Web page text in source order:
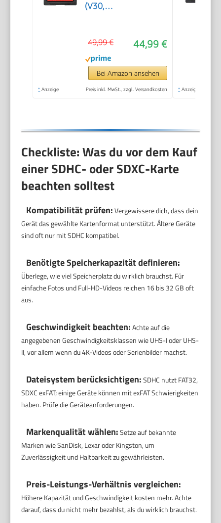
(V30,
UHD Videos, SanDisk
QuickFlow-
Technologie,
temperaturbeständig)
44,99 €
49,99 €
Bei Amazon ansehen
* Anzeige Preis inkl. MwSt., zzgl. Versandkosten * Anzeige
Checkliste: Was du vor dem Kauf
einer SDHC- oder SDXC-Karte
beachten solltest
Kompatibilität prüfen:Vergewissere dich, dass dein
Gerät das gewählte Kartenformat unterstützt. Ältere Geräte
sind oft nur mit SDHC kompatibel.
Benötigte Speicherkapazität definieren:
Überlege, wie viel Speicherplatz du wirklich brauchst. Für
einfache Fotos und Full-HD-Videos reichen 16 bis 32 GB oft
aus.
Geschwindigkeit beachten:Achte auf die
angegebenen Geschwindigkeitsklassen wie UHS-I oder UHS-
II, vor allem wenn du 4K-Videos oder Serienbilder machst.
Dateisystem berücksichtigen:SDHC nutzt FAT32,
SDXC exFAT; einige Geräte können mit exFAT Schwierigkeiten
haben. Prüfe die Geräteanforderungen.
Markenqualität wählen:Setze auf bekannte
Marken wie SanDisk, Lexar oder Kingston, um
Zuverlässigkeit und Haltbarkeit zu gewährleisten.
Preis-Leistungs-Verhältnis vergleichen:
Höhere Kapazität und Geschwindigkeit kosten mehr. Achte
darauf, dass du nicht mehr bezahlst, als du wirklich brauchst.